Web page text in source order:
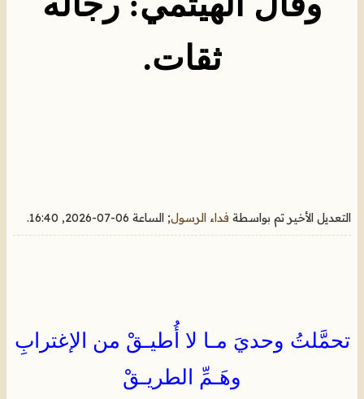
ثقات.
التعديل الأخير تم بواسطة فداء الرسول; الساعة 06-07-2026, 16:40
.
تحمَّلتُ وحديَ مـا لا أُطيـقْ من الإغترابِ
وهَـمِّ الطريـقْ